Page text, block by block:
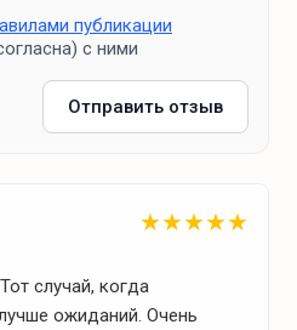
с морозильной камерой
публикации
с ними
Отправить отзыв
★★★★★
случай, когда
ожиданий. Очень